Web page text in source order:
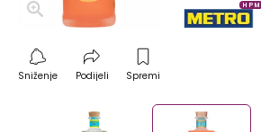
Sniženje Podijeli Spremi
HPM